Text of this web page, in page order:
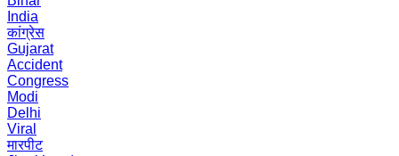
India
कांग्रेस
Gujarat
Accident
Congress
Modi
Delhi
Viral
मारपीट